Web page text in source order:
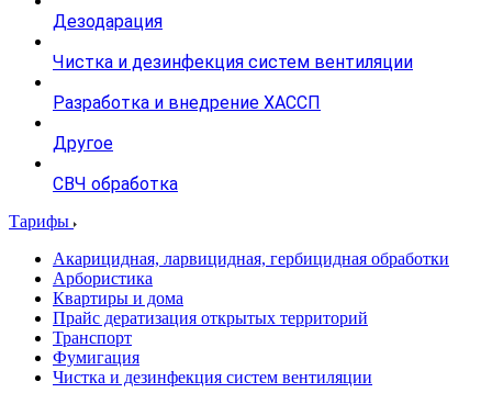
Дезодарация
Чистка и дезинфекция систем вентиляции
Разработка и внедрение ХАССП
Другое
СВЧ обработка
Тарифы
Акарицидная, ларвицидная, гербицидная обработки
Арбористика
Квартиры и дома
Прайс дератизация открытых территорий
Транспорт
Фумигация
Чистка и дезинфекция систем вентиляции